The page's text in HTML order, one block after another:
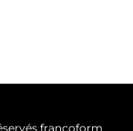
francoform